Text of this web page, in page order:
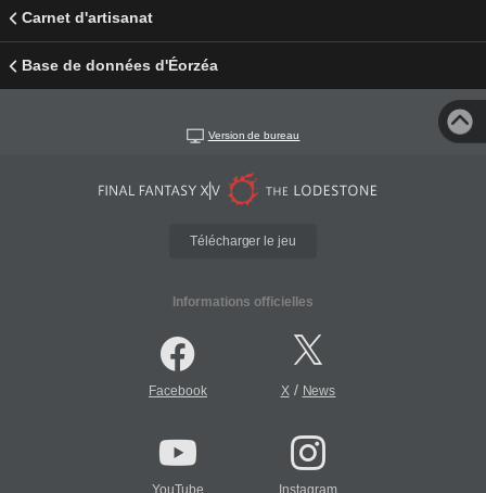
Carnet d'artisanat
Base de données d'Éorzéa
Version de bureau
Télécharger le jeu
Informations officielles
Facebook X/ News
YouTube Instagram